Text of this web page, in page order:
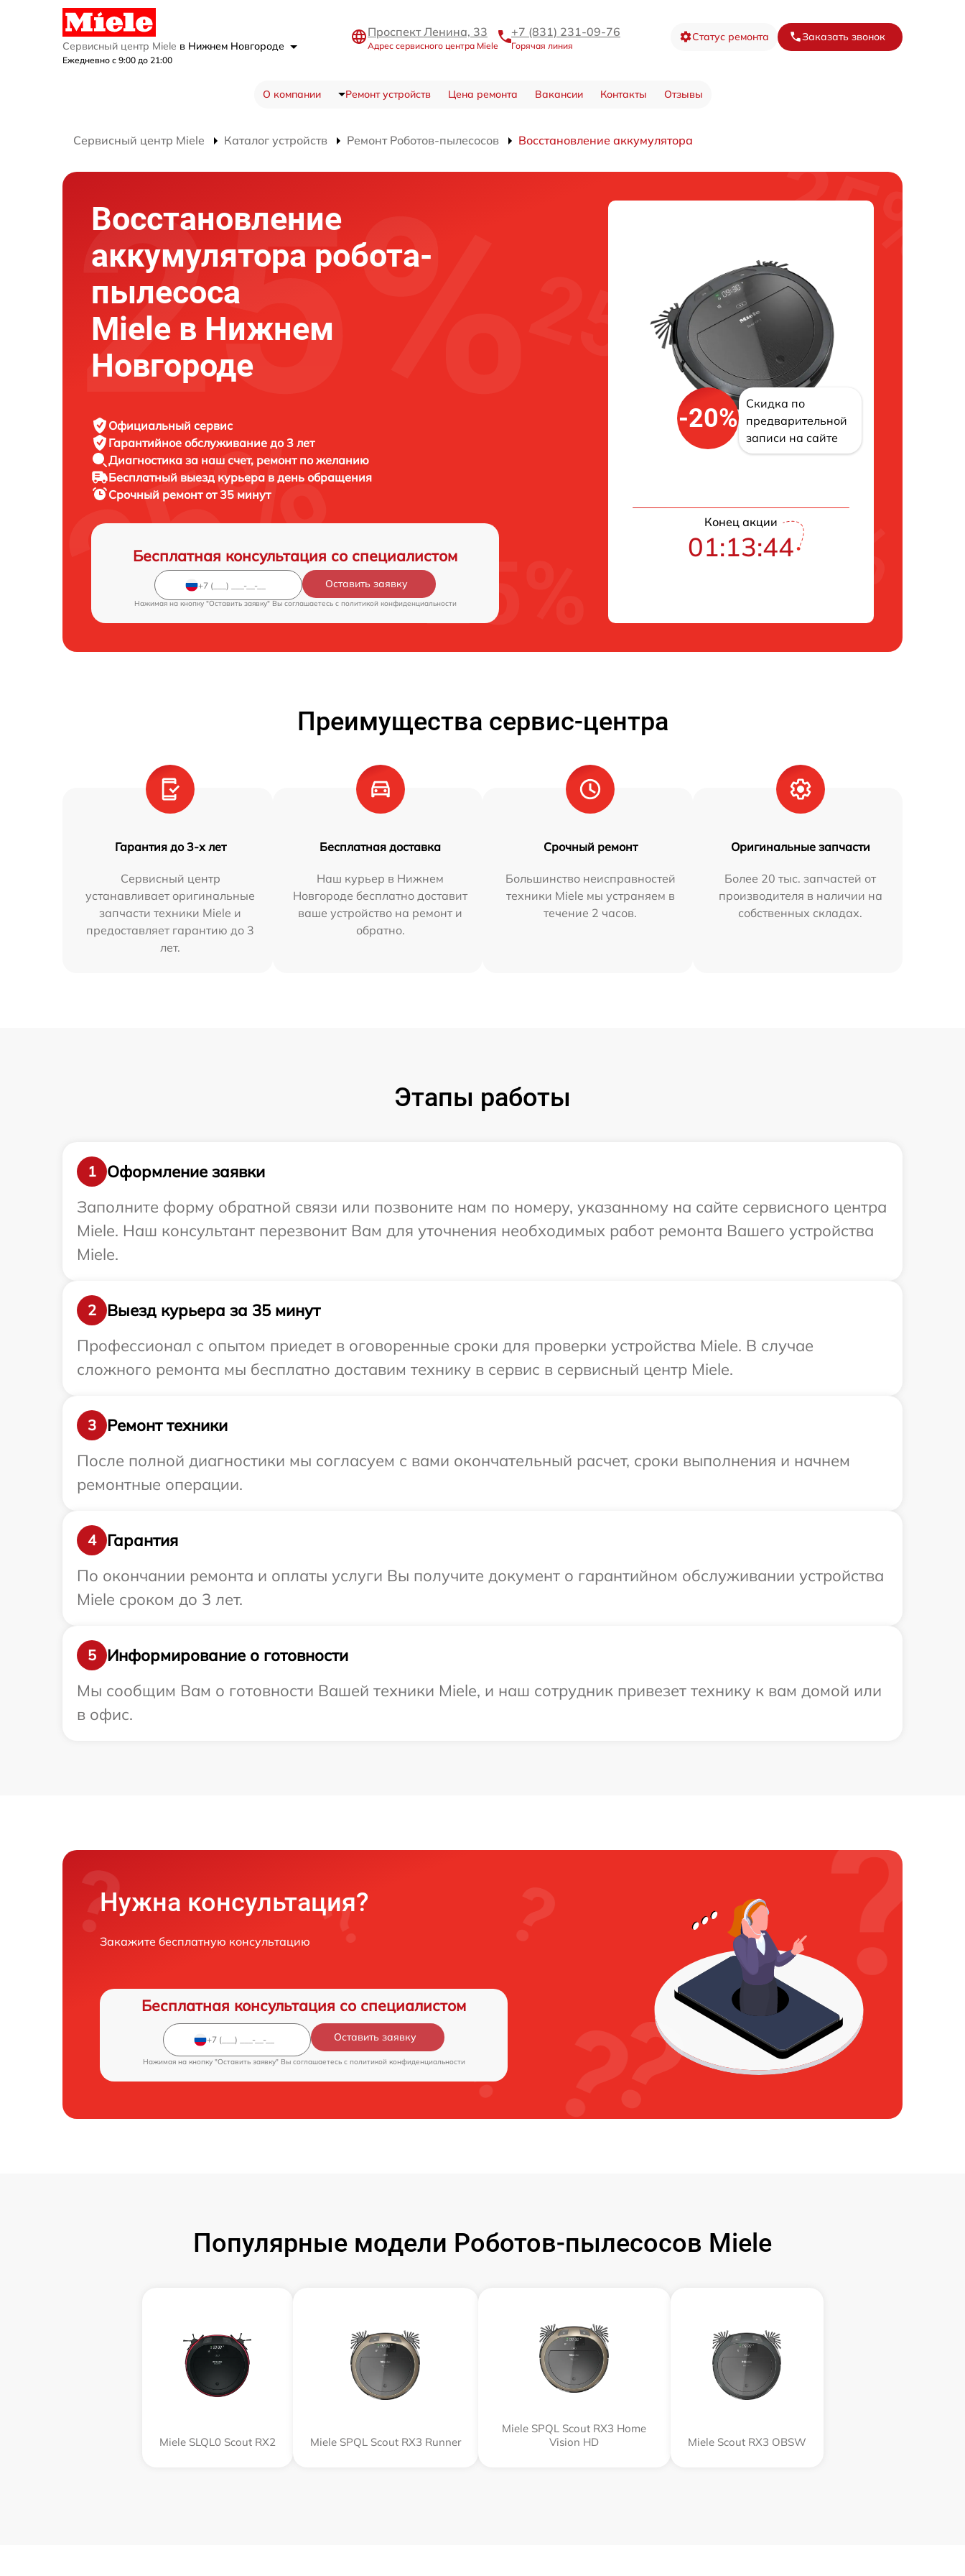
Сервисный центр Miele в Нижнем Новгороде
Ежедневно с 9:00 до 21:00
Проспект Ленина, 33
Адрес сервисного центра Miele
+7 (831) 231-09-76
Горячая линия
Статус ремонта Заказать звонок
О компании Ремонт устройств Цена ремонта Вакансии Контакты Отзывы
Сервисный центр Miele Каталог устройств Ремонт Роботов-пылесосов Восстановление аккумулятора
Восстановление
аккумулятора робота-
пылесоса
Miele в Нижнем
Новгороде
Официальный сервис
Гарантийное обслуживание до 3 лет
Диагностика за наш счет, ремонт по желанию
Бесплатный выезд курьера в день обращения
Срочный ремонтот 35 минут
Бесплатная консультация со специалистом
Оставить заявку
Нажимая на кнопку "Оставить заявку" Вы соглашаетесь c политикой конфиденциальности
-20%
Скидка по
предварительной
записи на сайте
Конец акции
01:13:43
Преимущества сервис-центра
Гарантия до 3-х лет
Сервисный центр
устанавливает оригинальные
запчасти техники Miele и
предоставляет гарантию до 3
лет.
Бесплатная доставка
Наш курьер в Нижнем
Новгороде бесплатно доставит
ваше устройство на ремонт и
обратно.
Срочный ремонт
Большинство неисправностей
техники Miele мы устраняем в
течение 2 часов.
Оригинальные запчасти
Более 20 тыс. запчастей от
производителя в наличии на
собственных складах.
Этапы работы
1
Оформление заявки
Заполните форму обратной связи или позвоните нам по номеру, указанному на сайте сервисного центра
Miele. Наш консультант перезвонит Вам для уточнения необходимых работ ремонта Вашего устройства
Miele.
2
Выезд курьера за 35 минут
Профессионал с опытом приедет в оговоренные сроки для проверки устройства Miele. В случае
сложного ремонта мы бесплатно доставим технику в сервис в сервисный центр Miele.
3
Ремонт техники
После полной диагностики мы согласуем с вами окончательный расчет, сроки выполнения и начнем
ремонтные операции.
4
Гарантия
По окончании ремонта и оплаты услуги Вы получите документ о гарантийном обслуживании устройства
Miele сроком до 3 лет.
5
Информирование о готовности
Мы сообщим Вам о готовности Вашей техники Miele, и наш сотрудник привезет технику к вам домой или
в офис.
Нужна консультация?
Закажите бесплатную консультацию
Бесплатная консультация со специалистом
Оставить заявку
Нажимая на кнопку "Оставить заявку" Вы соглашаетесь c политикой конфиденциальности
Популярные модели Роботов-пылесосов Miele
Miele SLQL0 Scout RX2 Miele SPQL Scout RX3 Runner
Miele SPQL Scout RX3 Home
Vision HD
Miele Scout RX3 OBSW